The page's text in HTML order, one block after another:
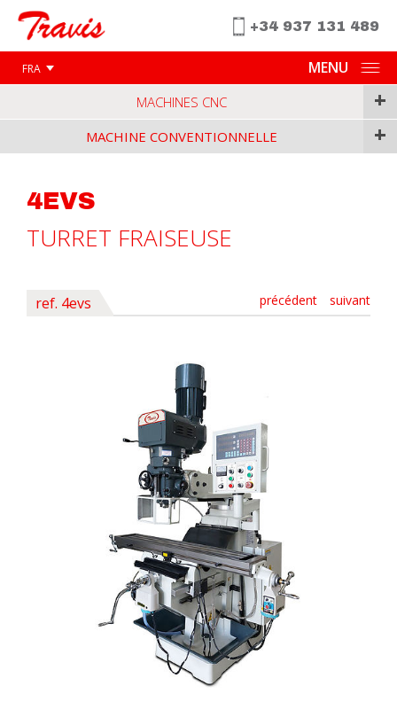
FRA
+34 937 131 489
MENU
MACHINES CNC +
MACHINE CONVENTIONNELLE +
4EVS
TURRET FRAISEUSE
précédent suivant
ref. 4evs